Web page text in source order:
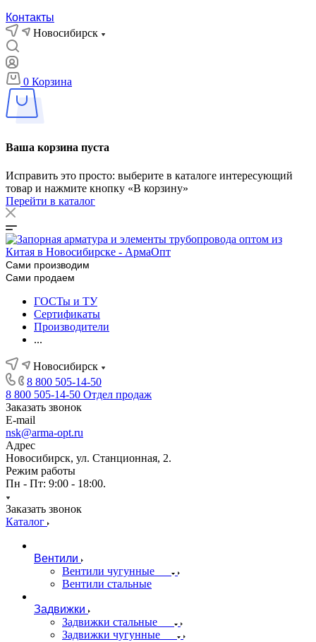
Контакты
Новосибирск
0 Корзина
Ваша корзина пуста
Исправить это просто: выберите в каталоге интересующий
товар и нажмите кнопку «В корзину»
Перейти в каталог
Сами производим
Сами продаем
ГОСТы и ТУ
Сертификаты
Производители
...
Новосибирск
8 800 505-14-50
8 800 505-14-50 Отдел продаж
Заказать звонок
E-mail
nsk@arma-opt.ru
Адрес
Новосибирск, ул. Станционная, 2.
Режим работы
Пн - Пт: 9:00 - 18:00.
Заказать звонок
Каталог
Вентили
Вентили чугунные
Вентили стальные
Задвижки
Задвижки стальные
Задвижки чугунные